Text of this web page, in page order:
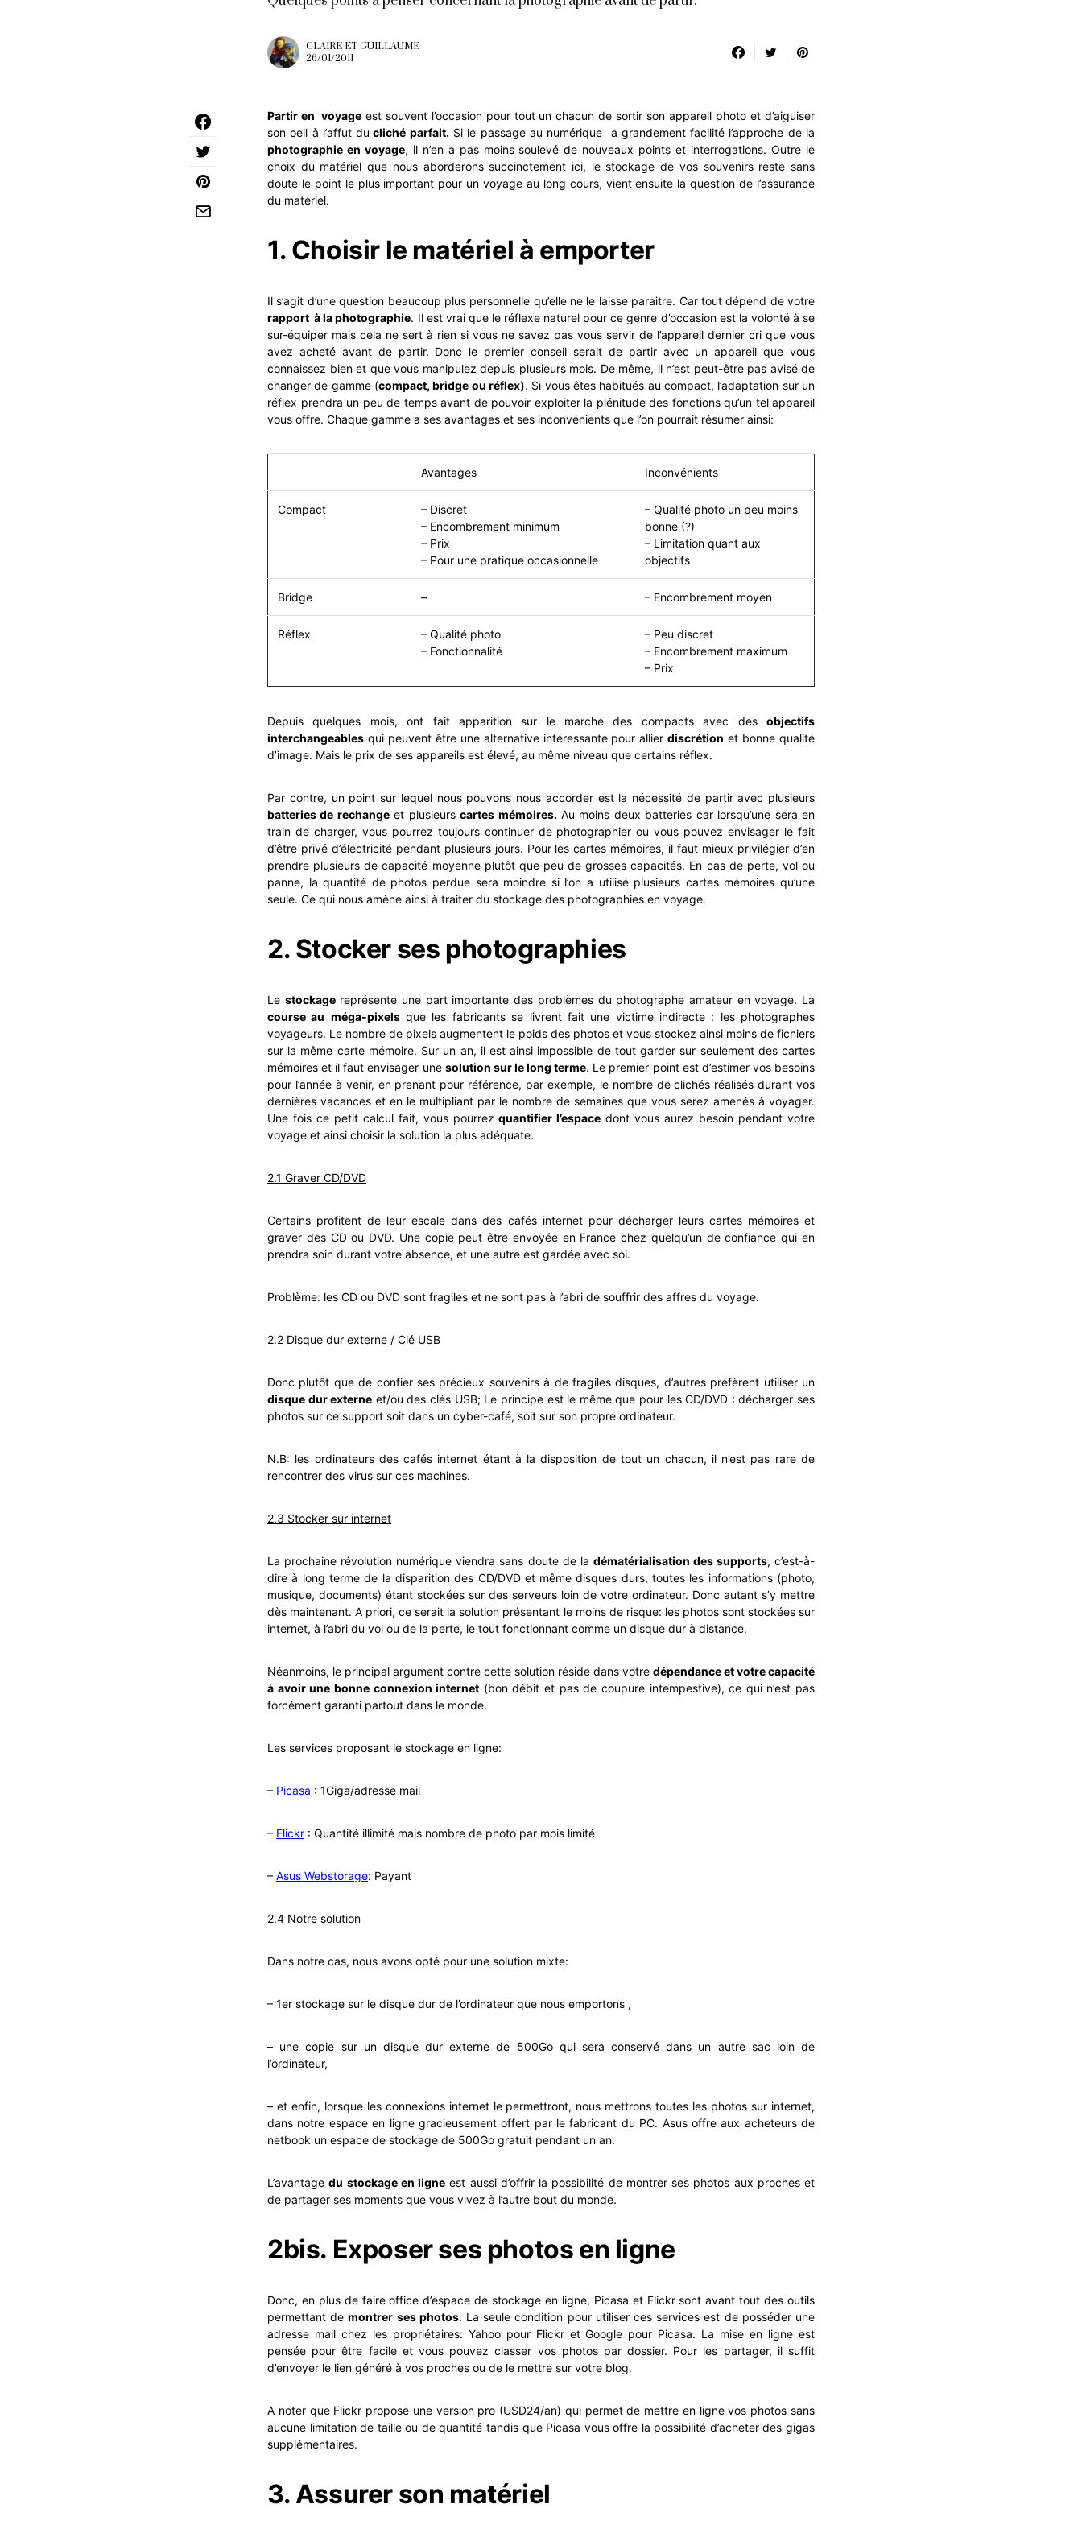
CLAIRE ET GUILLAUME
26/01/2011
Partir en voyageest souvent l’occasion pour tout un chacun de sortir son appareil photo et d’aiguiser
son oeil à l’affut du cliché parfait.Si le passage au numérique a grandement facilité l’approche de la
photographie en voyage, il n’en a pas moins soulevé de nouveaux points et interrogations. Outre le
choix du matériel que nous aborderons succinctement ici, le stockage de vos souvenirs reste sans
doute le point le plus important pour un voyage au long cours, vient ensuite la question de l’assurance
du matériel.
1. Choisir le matériel à emporter
Il s’agit d’une question beaucoup plus personnelle qu’elle ne le laisse paraitre. Car tout dépend de votre
rapport à la photographie. Il est vrai que le réflexe naturel pour ce genre d’occasion est la volonté à se
sur-équiper mais cela ne sert à rien si vous ne savez pas vous servir de l’appareil dernier cri que vous
avez acheté avant de partir. Donc le premier conseil serait de partir avec un appareil que vous
connaissez bien et que vous manipulez depuis plusieurs mois. De même, il n’est peut-être pas avisé de
changer de gamme (compact, bridge ou réflex). Si vous êtes habitués au compact, l’adaptation sur un
réflex prendra un peu de temps avant de pouvoir exploiter la plénitude des fonctions qu’un tel appareil
vous offre. Chaque gamme a ses avantages et ses inconvénients que l’on pourrait résumer ainsi:
Avantages Inconvénients
Compact
– Discret
– Encombrement minimum
– Prix
– Pour une pratique occasionnelle
– Qualité photo un peu moins
bonne (?)
– Limitation quant aux
objectifs
Bridge – – Encombrement moyen
Réflex
– Qualité photo
– Fonctionnalité
– Peu discret
– Encombrement maximum
– Prix
Depuis quelques mois, ont fait apparition sur le marché des compacts avec des objectifs
interchangeables qui peuvent être une alternative intéressante pour allierdiscrétion et bonne qualité
d’image. Mais le prix de ses appareils est élevé, au même niveau que certains réflex.
Par contre, un point sur lequel nous pouvons nous accorder est la nécessité de partir avec plusieurs
batteries de rechangeet plusieurscartes mémoires.Au moins deux batteries car lorsqu’une sera en
train de charger, vous pourrez toujours continuer de photographier ou vous pouvez envisager le fait
d’être privé d’électricité pendant plusieurs jours. Pour les cartes mémoires, il faut mieux privilégier d’en
prendre plusieurs de capacité moyenne plutôt que peu de grosses capacités. En cas de perte, vol ou
panne, la quantité de photos perdue sera moindre si l’on a utilisé plusieurs cartes mémoires qu’une
seule. Ce qui nous amène ainsi à traiter du stockage des photographies en voyage.
2. Stocker ses photographies
Le stockagereprésente une part importante des problèmes du photographe amateur en voyage. La
course au méga-pixelsque les fabricants se livrent fait une victime indirecte : les photographes
voyageurs. Le nombre de pixels augmentent le poids des photos et vous stockez ainsi moins de fichiers
sur la même carte mémoire. Sur un an, il est ainsi impossible de tout garder sur seulement des cartes
mémoires et il faut envisager une solution sur le long terme. Le premier point est d’estimer vos besoins
pour l’année à venir, en prenant pour référence, par exemple, le nombre de clichés réalisés durant vos
dernières vacances et en le multipliant par le nombre de semaines que vous serez amenés à voyager.
Une fois ce petit calcul fait, vous pourrez quantifier l’espace dont vous aurez besoin pendant votre
voyage et ainsi choisir la solution la plus adéquate.
2.1 Graver CD/DVD
Certains profitent de leur escale dans des cafés internet pour décharger leurs cartes mémoires et
graver des CD ou DVD. Une copie peut être envoyée en France chez quelqu’un de confiance qui en
prendra soin durant votre absence, et une autre est gardée avec soi.
Problème: les CD ou DVD sont fragiles et ne sont pas à l’abri de souffrir des affres du voyage.
2.2 Disque dur externe / Clé USB
Donc plutôt que de confier ses précieux souvenirs à de fragiles disques, d’autres préfèrent utiliser un
disque dur externe et/ou des clés USB; Le principe est le même que pour les CD/DVD : décharger ses
photos sur ce support soit dans un cyber-café, soit sur son propre ordinateur.
N.B: les ordinateurs des cafés internet étant à la disposition de tout un chacun, il n’est pas rare de
rencontrer des virus sur ces machines.
2.3 Stocker sur internet
La prochaine révolution numérique viendra sans doute de la dématérialisation des supports, c’est-à-
dire à long terme de la disparition des CD/DVD et même disques durs, toutes les informations (photo,
musique, documents) étant stockées sur des serveurs loin de votre ordinateur. Donc autant s’y mettre
dès maintenant. A priori, ce serait la solution présentant le moins de risque: les photos sont stockées sur
internet, à l’abri du vol ou de la perte, le tout fonctionnant comme un disque dur à distance.
Néanmoins, le principal argument contre cette solution réside dans votre dépendance et votre capacité
à avoir une bonne connexion internet (bon débit et pas de coupure intempestive), ce qui n’est pas
forcément garanti partout dans le monde.
Les services proposant le stockage en ligne:
– Picasa : 1Giga/adresse mail
– Flickr : Quantité illimité mais nombre de photo par mois limité
– Asus Webstorage: Payant
2.4 Notre solution
Dans notre cas, nous avons opté pour une solution mixte:
– 1er stockage sur le disque dur de l’ordinateur que nous emportons ,
– une copie sur un disque dur externe de 500Go qui sera conservé dans un autre sac loin de
l’ordinateur,
– et enfin, lorsque les connexions internet le permettront, nous mettrons toutes les photos sur internet,
dans notre espace en ligne gracieusement offert par le fabricant du PC. Asus offre aux acheteurs de
netbook un espace de stockage de 500Go gratuit pendant un an.
L’avantagedu stockage en ligne est aussi d’offrir la possibilité de montrer ses photos aux proches et
de partager ses moments que vous vivez à l’autre bout du monde.
2bis. Exposer ses photos en ligne
Donc, en plus de faire office d’espace de stockage en ligne, Picasa et Flickr sont avant tout des outils
permettant demontrer ses photos. La seule condition pour utiliser ces services est de posséder une
adresse mail chez les propriétaires: Yahoo pour Flickr et Google pour Picasa. La mise en ligne est
pensée pour être facile et vous pouvez classer vos photos par dossier. Pour les partager, il suffit
d’envoyer le lien généré à vos proches ou de le mettre sur votre blog.
A noter que Flickr propose une version pro (USD24/an) qui permet de mettre en ligne vos photos sans
aucune limitation de taille ou de quantité tandis que Picasa vous offre la possibilité d’acheter des gigas
supplémentaires.
3. Assurer son matériel